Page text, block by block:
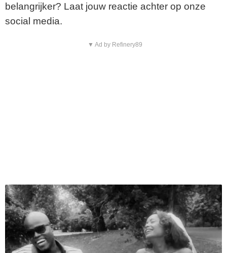
belangrijker? Laat jouw reactie achter op onze
social media.
▼ Ad by Refinery89